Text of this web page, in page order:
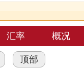
汇率 概况
顶部